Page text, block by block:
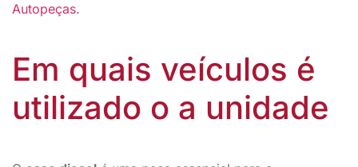
Autopeças.
Em quais veículos é
utilizado o a unidade